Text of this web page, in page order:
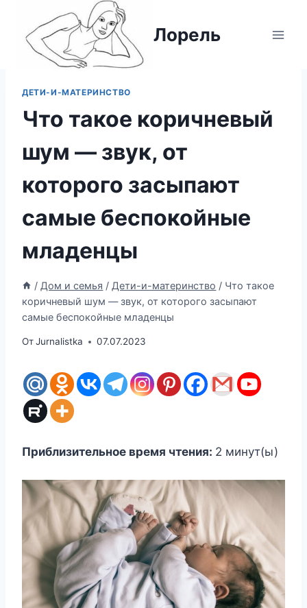
содержимому
Лорель
ДЕТИ-И-МАТЕРИНСТВО
Что такое коричневый
шум — звук, от
которого засыпают
самые беспокойные
младенцы
/ Дом и семья / Дети-и-материнство / Что такое
коричневый шум — звук, от которого засыпают
самые беспокойные младенцы
ОтJurnalistka 07.07.2023
Приблизительное время чтения: 2 минут(ы)